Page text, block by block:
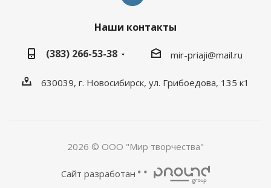
Наши контакты
(383) 266-53-38
mir-priaji@mail.ru
630039, г. Новосибирск, ул. Грибоедова, 135 к1
2026 © ООО "Мир творчества"
Сайт разработан